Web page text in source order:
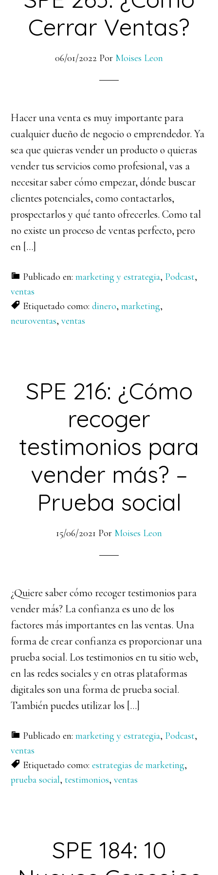
Cerrar Ventas?
06/01/2022 Por Moises Leon
Hacer una venta es muy importante para
cualquier dueño de negocio o emprendedor. Ya
sea que quieras vender un producto o quieras
vender tus servicios como profesional, vas a
necesitar saber cómo empezar, dónde buscar
clientes potenciales, como contactarlos,
prospectarlos y qué tanto ofrecerles. Como tal
no existe un proceso de ventas perfecto, pero
en […]
Publicado en:marketing y estrategia, Podcast,
ventas
Etiquetado como:dinero,marketing,
neuroventas,ventas
SPE 216: ¿Cómo
recoger
testimonios para
vender más? –
Prueba social
15/06/2021 Por Moises Leon
¿Quiere saber cómo recoger testimonios para
vender más? La confianza es uno de los
factores más importantes en las ventas. Una
forma de crear confianza es proporcionar una
prueba social. Los testimonios en tu sitio web,
en las redes sociales y en otras plataformas
digitales son una forma de prueba social.
También puedes utilizar los […]
Publicado en:marketing y estrategia, Podcast,
ventas
Etiquetado como:estrategias de marketing,
prueba social,testimonios,ventas
SPE 184: 10